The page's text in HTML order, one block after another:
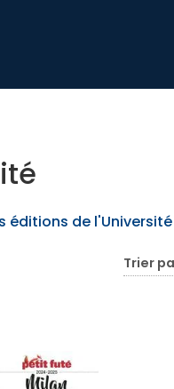
éditions de l'Université
Trier